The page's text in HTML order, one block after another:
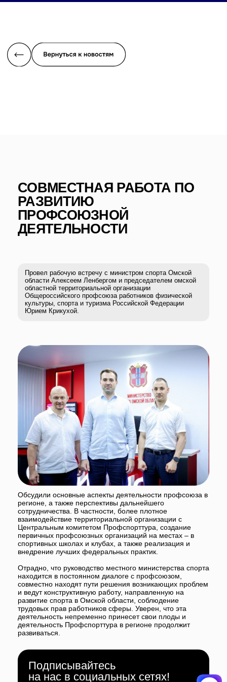
области Алексеем Ленбергом и председателем омской
областной территориальной организации
Общероссийского профсоюза работников физической
культуры, спорта и туризма Российской Федерации
Обсудили основные аспекты деятельности профсоюза в
регионе, а также перспективы дальнейшего
сотрудничества. В частности, более плотное
взаимодействие территориальной организации с
Центральным комитетом Профспорттура, создание
первичных профсоюзных организаций на местах – в
спортивных школах и клубах, а также реализация и
внедрение лучших федеральных практик.
Отрадно, что руководство местного министерства спорта
находится в постоянном диалоге с профсоюзом,
совместно находят пути решения возникающих проблем
и ведут конструктивную работу, направленную на
развитие спорта в Омской области, соблюдение
трудовых прав работников сферы. Уверен, что эта
деятельность непременно принесет свои плоды и
деятельность Профспорттура в регионе продолжит
развиваться.
Поделиться
Подписывайтесь
на нас в социальных сетях!